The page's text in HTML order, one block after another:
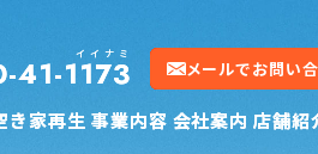
イイナミ
41-1173 メールでお問い
き家再生 事業内容 会社案内 店舗紹
イイナミ
41-1173 メールでお問い
き家再生 事業内容 会社案内 店舗紹